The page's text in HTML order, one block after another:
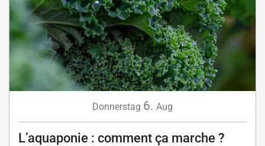
Donnerstag 6. Aug
L’aquaponie : comment ça marche ?